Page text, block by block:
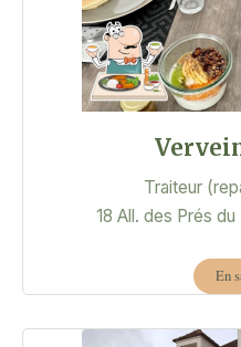
Traiteur
18 All. des Prés
En